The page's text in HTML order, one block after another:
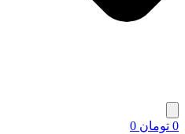
0 تومان 0